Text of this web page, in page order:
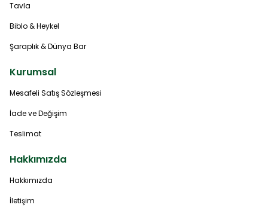
Tavla
Biblo & Heykel
Şaraplık & Dünya Bar
Kurumsal
Mesafeli Satış Sözleşmesi
İade ve Değişim
Teslimat
Hakkımızda
Hakkımızda
İletişim